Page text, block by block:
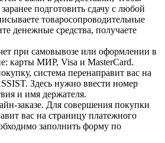
подготовить сдачу с любой
товаросопроводительные
денежные средства, получаете
при самовывозе или оформлении в
карты МИР, Visa и MasterCard.
система перенаправит вас на
Здесь нужно ввести номер
и имя держателя.
заказе. Для совершения покупки
вас на страницу платежного
заполнить форму по